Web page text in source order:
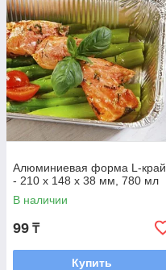
Алюминиевая форма L-край
- 210 х 148 х 38 мм, 780 мл
В наличии
99 ₸
Купить